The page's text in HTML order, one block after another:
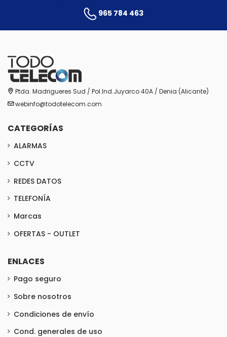
965 784 463
Ptda. Madrigueres Sud / Pol.Ind.Juyarco 40A / Denia (Alicante)
webinfo@todotelecom.com
CATEGORÍAS
ALARMAS
CCTV
REDES DATOS
TELEFONÍA
Marcas
OFERTAS - OUTLET
ENLACES
Pago seguro
Sobre nosotros
Condiciones de envío
Cond. generales de uso